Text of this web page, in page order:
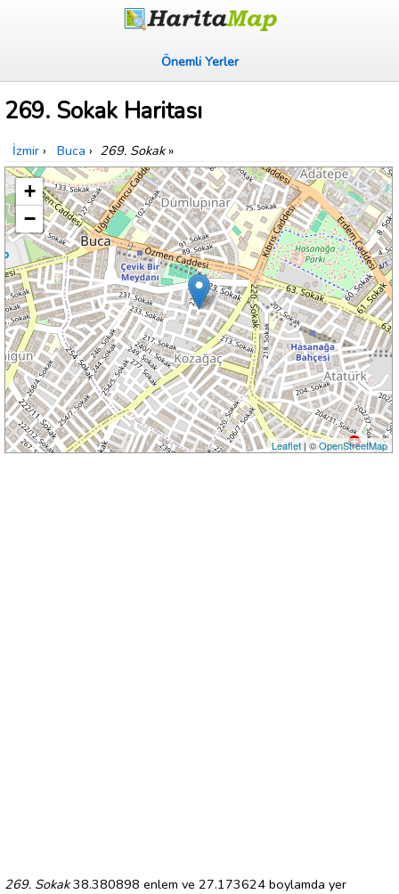
Önemli Yerler
269. Sokak Haritası
İzmir › Buca › 269. Sokak»
+
−
Leaflet| ©OpenStreetMap
269. Sokak38.380898 enlem ve 27.173624 boylamda yer